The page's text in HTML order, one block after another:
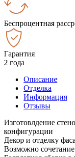
Беспроцентная
Гарантия
2 года
Описание
Отделка
Информация
Отзывы
Изготовлдение
конфигурации
Декор и отделку
Возможно